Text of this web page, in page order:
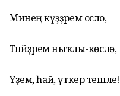
Минең күҙҙәрем осло,
Тәпәйҙәрем ныҡлы-көслө,
Үҙем, һай, үткер тешле!